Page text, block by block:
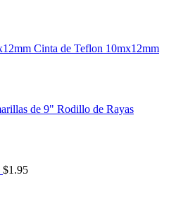
Cinta de Teflon 10mx12mm
Rodillo de Rayas
$1.95